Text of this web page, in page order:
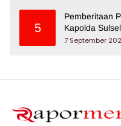
5
Pemberitaan
Kapolda
7 September